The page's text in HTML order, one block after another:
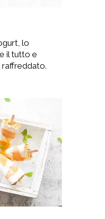
lo
il tutto e
raffreddato.